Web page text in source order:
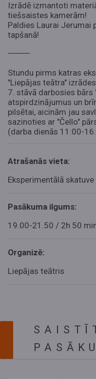
Izrādē izmantoti
tiešsaistes kamerām!
Paldies Laurai Jerumai
tapšanā!
⸻
Stundu pirms katras
"Liepājas teātra"
7. stāvā darbosies bārs
atspirdzinājumus un
pilsētai, aicinām jau
sazinoties ar "Čello"
(darba dienās 11:00-
Atrašanās vieta:
Eksperimentālā skatuve
Pasākuma ilgums:
19.00-21.50 / 2h 50
Organizē:
Liepājas teātris